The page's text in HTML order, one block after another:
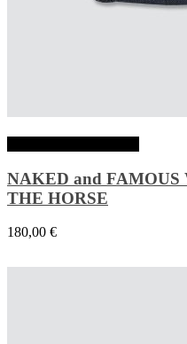
NAKED and FAMOUS
THE HORSE
180,00 €